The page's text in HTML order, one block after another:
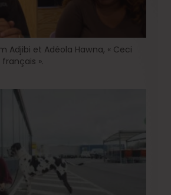
Adjibi et Adéola Hawna, « Ceci
».